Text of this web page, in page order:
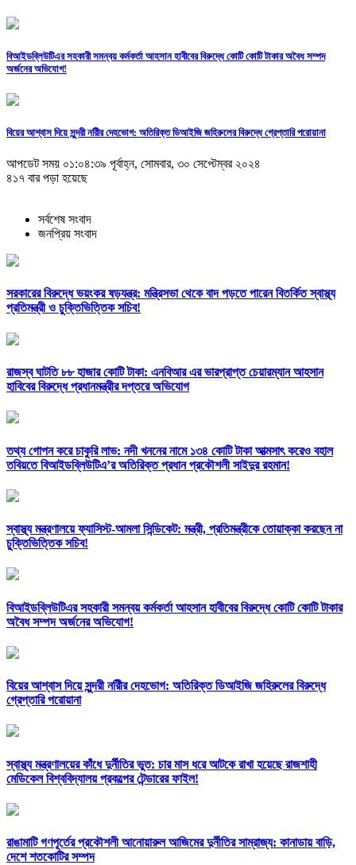
বিআইডব্লিউটিএর সহকারী সমন্বয় কর্মকর্তা আহসান হাবীবের বিরুদ্ধে কোটি কোটি টাকার অবৈধ সম্পদ
অর্জনের অভিযোগ!
বিয়ের আশ্বাস দিয়ে সুন্দরী নরিীর দেহভোগ: অতিরিক্ত ডিআইজি জহিরুলের বিরুদ্ধে গ্রেপ্তারি পরোয়ানা
আপডেট সময় ০১:০৪:৩৯ পূর্বাহ্ন, সোমবার, ৩০ সেপ্টেম্বর ২০২৪
৪১৭ বার পড়া হয়েছে
সর্বশেষ সংবাদ
জনপ্রিয় সংবাদ
সরকারের বিরুদ্ধে ভয়ংকর ষড়যন্ত্র: মন্ত্রিসভা থেকে বাদ পড়তে পারেন বিতর্কিত স্বাস্থ্য
প্রতিমন্ত্রী ও চুক্তিভিত্তিক সচিব!
রাজস্ব ঘাটতি ৮৮ হাজার কোটি টাকা: এনবিআর এর ভারপ্রাপ্ত চেয়ারম্যান আহসান
হাবিবের বিরুদ্ধে প্রধানমন্ত্রীর দপ্তরে অভিযোগ
তথ্য গোপন করে চাকুরি লাভ: নদী খননের নামে ১৩৪ কোটি টাকা আত্মসাৎ করেও বহাল
তবিয়তে বিআইডব্লিউটিএ’র অতিরিক্ত প্রধান প্রকৌশলী সাইদুর রহমান!
স্বাস্থ্য মন্ত্রণালয়ে ফ্যাসিস্ট-আমলা সিন্ডিকেট: মন্ত্রী, প্রতিমন্ত্রীকে তোয়াক্কা করছেন না
চুক্তিভিত্তিক সচিব!
বিআইডব্লিউটিএর সহকারী সমন্বয় কর্মকর্তা আহসান হাবীবের বিরুদ্ধে কোটি কোটি টাকার
অবৈধ সম্পদ অর্জনের অভিযোগ!
বিয়ের আশ্বাস দিয়ে সুন্দরী নরিীর দেহভোগ: অতিরিক্ত ডিআইজি জহিরুলের বিরুদ্ধে
গ্রেপ্তারি পরোয়ানা
স্বাস্থ্য মন্ত্রণালয়ের কাঁধে দুর্নীতির ভুত: চার মাস ধরে আটকে রাখা হয়েছে রাজশাহী
মেডিকেল বিশ্ববিদ্যালয় প্রকল্পের টেন্ডারের ফাইল!
রাঙামাটি গণপূর্তের প্রকৌশলী আনোয়ারুল আজিমের দুর্নীতির সাম্রাজ্য: কানাডায় বাড়ি,
দেশে শতকোটির সম্পদ